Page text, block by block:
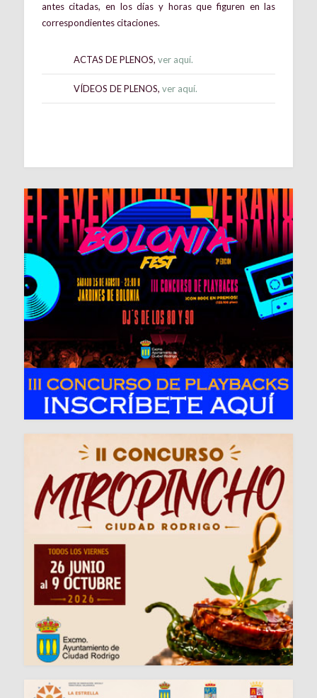
antes citadas, en los días y horas que figuren en las
correspondientes citaciones.
ACTAS DE PLENOS, ver aquí.
VÍDEOS DE PLENOS, ver aquí.